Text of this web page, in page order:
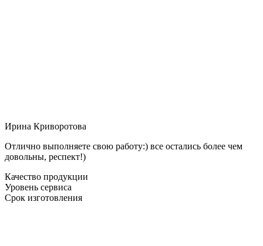
Ирина Криворотова
Отлично выполняете свою работу:) все остались более чем
довольны, респект!)
Качество продукции
Уровень сервиса
Срок изготовления